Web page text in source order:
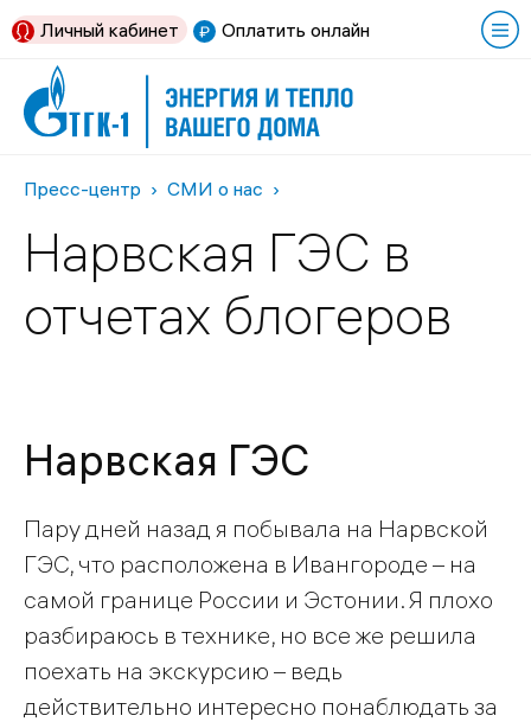
Оплатить онлайн
Личный кабинет
Пресс-центр СМИ о нас
Нарвская ГЭС в
отчетах блогеров
Нарвская ГЭС
Пару дней назад я побывала на Нарвской
ГЭС, что расположена в Ивангороде – на
самой границе России и Эстонии. Я плохо
разбираюсь в технике, но все же решила
поехать на экскурсию – ведь
действительно интересно понаблюдать за